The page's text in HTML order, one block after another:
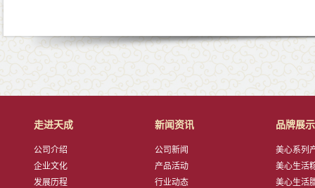
走进天成
公司介绍
企业文化
发展历程
新闻资讯
公司新闻
产品活动
行业动态
品牌展示
美心系列
美心生活
美心生活